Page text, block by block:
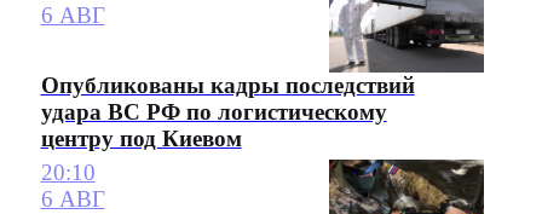
6 АВГ
Опубликованы кадры последствий
удара ВС РФ по логистическому
центру под Киевом
20:10
6 АВГ